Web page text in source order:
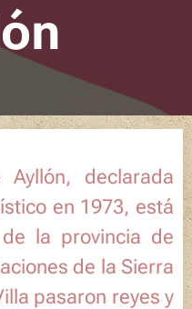
declarada
en 1973, está
la provincia de
de la Sierra
pasaron reyes y